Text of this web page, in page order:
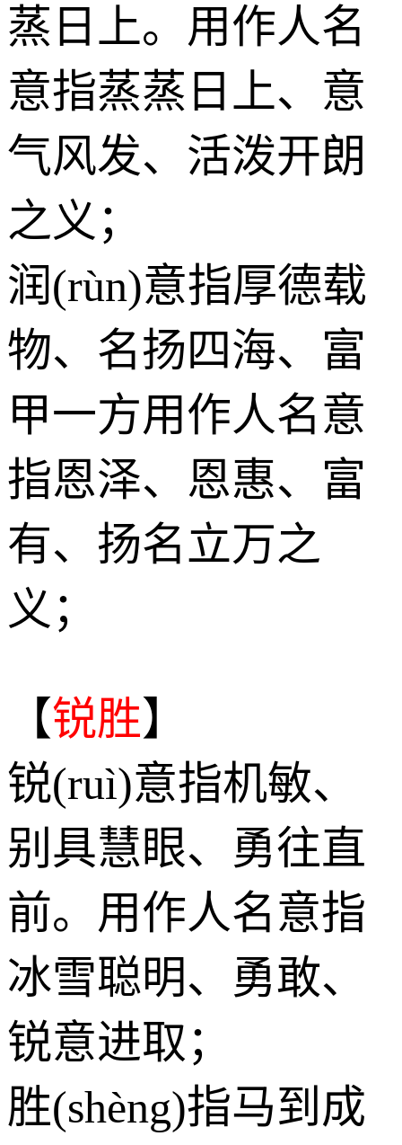
蒸日上。用作人名
意指蒸蒸日上、意
气风发、活泼开朗
之义；
润(rùn)意指厚德载
物、名扬四海、富
甲一方用作人名意
指恩泽、恩惠、富
有、扬名立万之
义；
【锐胜】
锐(ruì)意指机敏、
别具慧眼、勇往直
前。用作人名意指
冰雪聪明、勇敢、
锐意进取；
胜(shèng)指马到成